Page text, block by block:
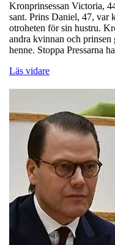
Kronprinsessan Victoria,
sant. Prins Daniel, 47, var
otroheten för sin hustru.
andra kvinnan och
henne. Stoppa Pressarna
Läs vidare